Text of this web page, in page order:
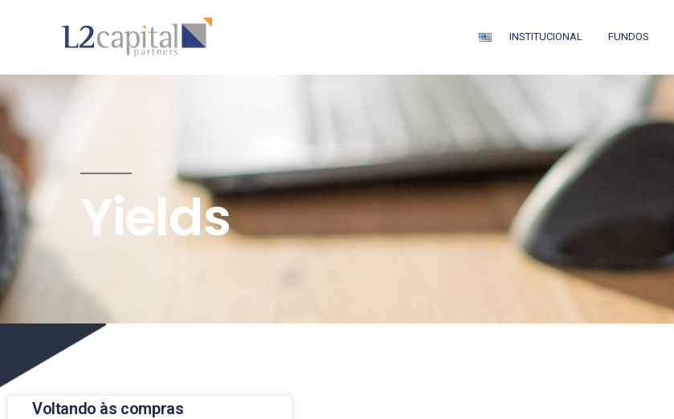
INSTITUCIONAL FUNDOS
Yields
Voltando às compras